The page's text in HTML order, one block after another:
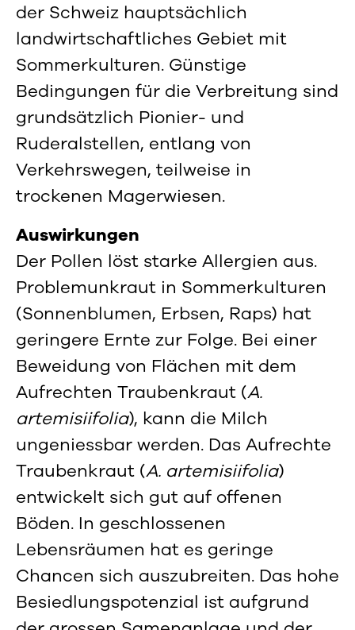
der Schweiz hauptsächlich
landwirtschaftliches Gebiet mit
Sommerkulturen. Günstige
Bedingungen für die Verbreitung sind
grundsätzlich Pionier- und
Ruderalstellen, entlang von
Verkehrswegen, teilweise in
trockenen Magerwiesen.
Auswirkungen
Der Pollen löst starke Allergien aus.
Problemunkraut in Sommerkulturen
(Sonnenblumen, Erbsen, Raps) hat
geringere Ernte zur Folge. Bei einer
Beweidung von Flächen mit dem
Aufrechten Traubenkraut (A.
artemisiifolia), kann die Milch
ungeniessbar werden. Das Aufrechte
Traubenkraut (A. artemisiifolia)
entwickelt sich gut auf offenen
Böden. In geschlossenen
Lebensräumen hat es geringe
Chancen sich auszubreiten. Das hohe
Besiedlungspotenzial ist aufgrund